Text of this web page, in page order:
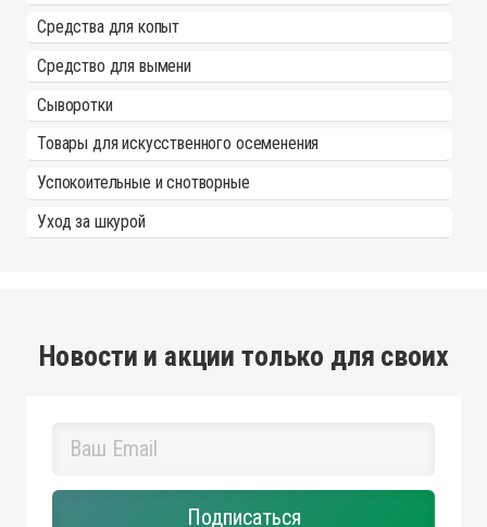
Средства для копыт
Средство для вымени
Сыворотки
Товары для искусственного осеменения
Успокоительные и снотворные
Уход за шкурой
Новости и акции только для своих